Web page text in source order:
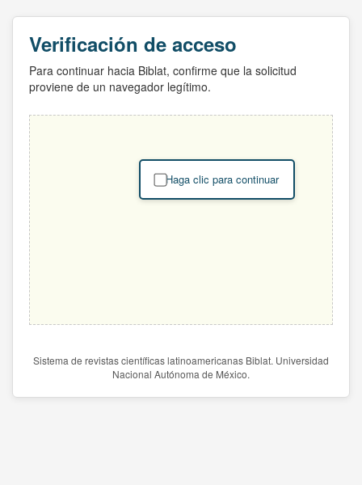
Verificación de acceso
Para continuar hacia Biblat, confirme que la solicitud
proviene de un navegador legítimo.
Haga clic para continuar
Sistema de revistas científicas latinoamericanas Biblat. Universidad
Nacional Autónoma de México.